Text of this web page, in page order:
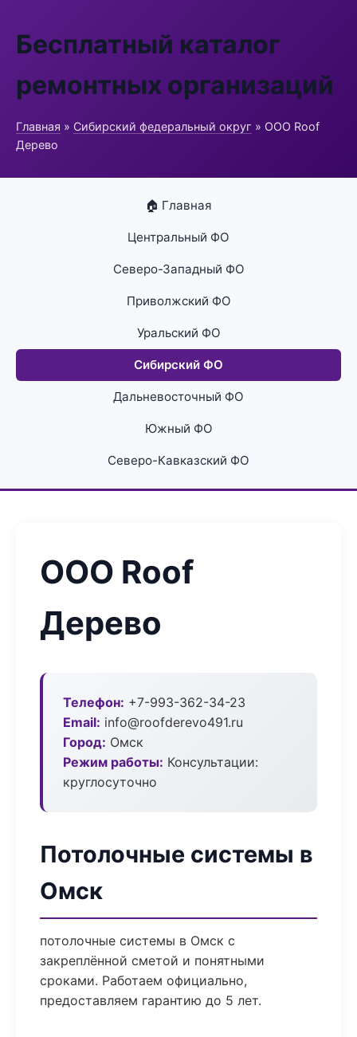
Бесплатный каталог
ремонтных организаций
Главная » Сибирский федеральный округ » ООО Roof
Дерево
🏠 Главная
Центральный ФО
Северо-Западный ФО
Приволжский ФО
Уральский ФО
Сибирский ФО
Дальневосточный ФО
Южный ФО
Северо-Кавказский ФО
ООО Roof
Дерево
Телефон: +7-993-362-34-23
Email: info@roofderevo491.ru
Город: Омск
Режим работы: Консультации:
круглосуточно
Потолочные системы в
Омск
потолочные системы в Омск с
закреплённой сметой и понятными
сроками. Работаем официально,
предоставляем гарантию до 5 лет.